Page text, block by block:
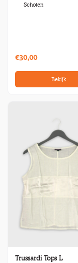
Schoten
€30,00
Bekijk
Trussardi Tops L